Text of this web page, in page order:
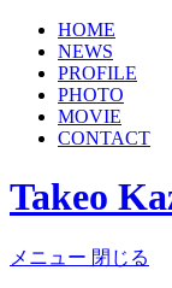
HOME
NEWS
PROFILE
PHOTO
MOVIE
CONTACT
Takeo
メニュー 閉じる